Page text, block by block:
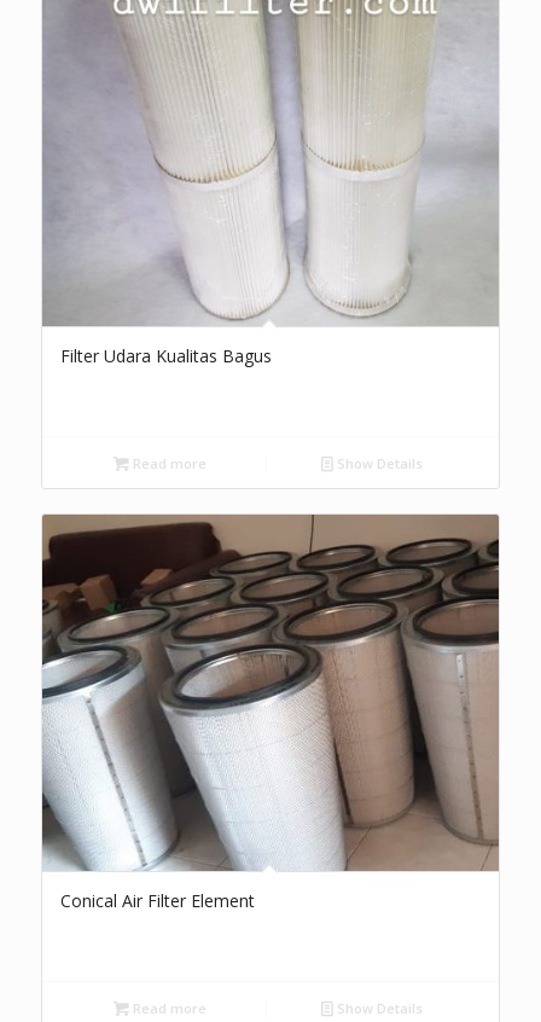
Filter Udara Kualitas Bagus
Read more Show Details
Conical Air Filter Element
Read more Show Details